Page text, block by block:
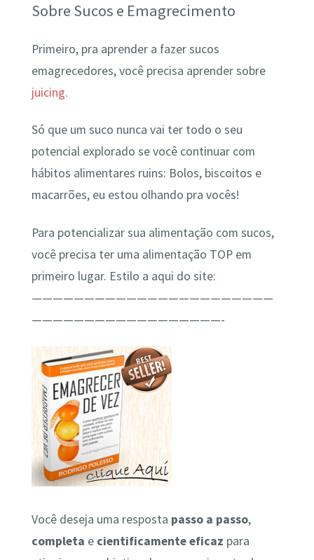
Sobre Sucos e Emagrecimento
Primeiro, pra aprender a fazer sucos
emagrecedores, você precisa aprender sobre
juicing.
Só que um suco nunca vai ter todo o seu
potencial explorado se você continuar com
hábitos alimentares ruins: Bolos, biscoitos e
macarrões, eu estou olhando pra vocês!
Para potencializar sua alimentação com sucos,
você precisa ter uma alimentação TOP em
primeiro lugar. Estilo a aqui do site:
———————————————————————
——————————————————-
Você deseja uma resposta passo a passo,
completa e cientificamenteeficaz para